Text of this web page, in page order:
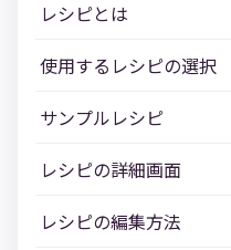
レシピとは
使用するレシピの選択
サンプルレシピ
レシピの詳細画面
レシピの編集方法